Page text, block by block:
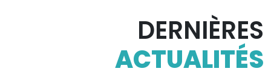
DERNIÈRES
ACTUALITÉS